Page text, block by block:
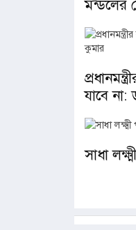
মন্ডলের
যাবে
সাধা